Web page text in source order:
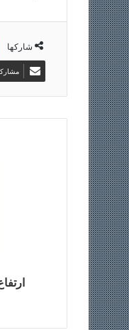
شاركها